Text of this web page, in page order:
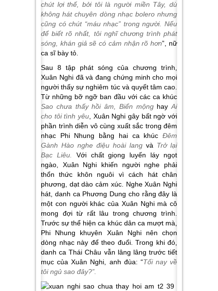
chút lợi thế, bởi tôi là người miền Tây, dù
không hát chuyên dòng nhạc bolero nhưng
cũng có chút “máu nhạc” trong người. Nếu
để biết rõ nhất, tôi nghĩ chương trình phát
sóng, khán giả sẽ có cảm nhận rõ hơn”, nữ
ca sĩ bày tỏ.
Sau 8 tập phát sóng của chương trình,
Xuân Nghi đã và đang chứng minh cho mọi
người thấy sự nghiêm túc và quyết tâm cao.
Từ những bỡ ngỡ ban đầu với các ca khúc
Sao chưa thấy hồi âm, Biển mộnghay Ai
cho tôi tình yêu , Xuân Nghi gây bất ngờ với
phần trình diễn vô cùng xuất sắc trong đêm
nhạc Phi Nhung bằng hai ca khúc Đêm
Gành Hào nghe điệu hoài lang và Trở lại
Bạc Liêu.
Với chất giọng luyến láy ngọt
ngào, Xuân Nghi khiến người nghe phải
thổn thức khôn nguôi vì cách hát chân
phương, dạt dào cảm xúc. Nghe Xuân Nghi
hát, danh ca Phương Dung cho rằng đây là
một con người khác của Xuân Nghi mà cô
mong đợi từ rất lâu trong chương trình.
Trước sự thể hiện ca khúc dân ca mượt mà,
Phi Nhung khuyên Xuân Nghi nên chọn
dòng nhạc này để theo đuổi. Trong khi đó,
danh ca Thái Châu vẫn lâng lâng trước tiết
mục của Xuân Nghi, anh đùa: “Tối nay về
tôi ngủ sao đây?”.